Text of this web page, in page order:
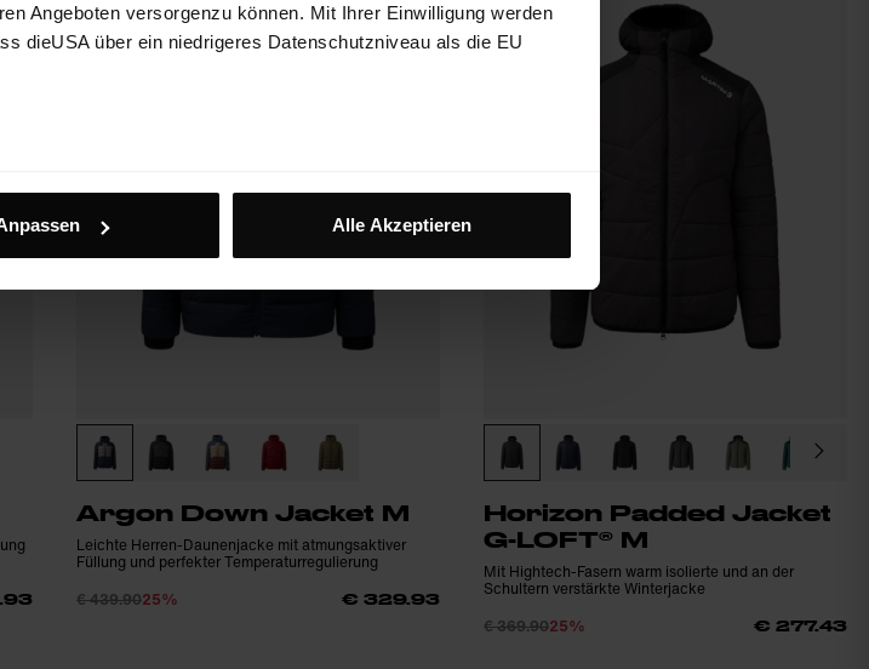
Angeboten versorgenzu können. Mit Ihrer Einwilligung werden
dieUSA über ein niedrigeres Datenschutzniveau als die EU
Alle Akzeptieren
Argon Down Jacket M
Leichte Herren-Daunenjacke mit atmungsaktiver
Füllung und perfekter Temperaturregulierung
€ 439.9025% € 329.93
Horizon Padded Jacket
G-LOFT® M
Mit Hightech-Fasern warm isolierte und an der
Schultern verstärkte Winterjacke
€ 369.9025% € 277.43